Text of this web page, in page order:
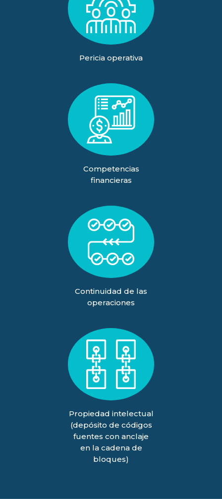
Pericia operativa
Competencias
financieras
Continuidad de las
operaciones
Propiedad intelectual
(depósito de códigos
fuentes con anclaje
en la cadena de
bloques)